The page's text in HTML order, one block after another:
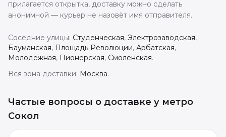
прилагается открытка, доставку можно сделать
анонимной — курьер не назовёт имя отправителя.
Соседние улицы: Студенческая, Электрозаводская,
Бауманская, Площадь Революции, Арбатская,
Молодёжная, Пионерская, Смоленская.
Вся зона доставки: Москва.
Частые вопросы о доставке у метро
Сокол